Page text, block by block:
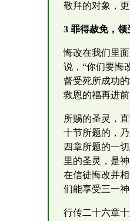
敬拜的对象，
3 罪得赦免，
悔改在我们里
说，“你们要悔
督受死所成功
救恩的福再进
所赐的圣灵，
十节所题的，
四章所题的一
里的圣灵，是
在信徒悔改并
们能享受三一
行传二十六章